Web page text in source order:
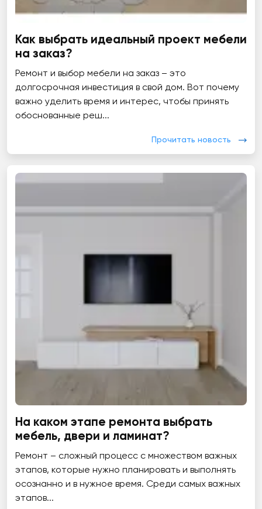
Как выбрать идеальный проект мебели
на заказ?
Ремонт и выбор мебели на заказ – это
долгосрочная инвестиция в свой дом. Вот почему
важно уделить время и интерес, чтобы принять
обоснованные реш...
Прочитать новость
На каком этапе ремонта выбрать
мебель, двери и ламинат?
Ремонт – сложный процесс с множеством важных
этапов, которые нужно планировать и выполнять
осознанно и в нужное время. Среди самых важных
этапов...